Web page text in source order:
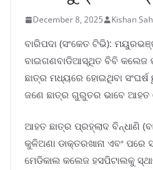
December 8, 2025 Kishan
ବାରିପଦା (ସଂକେତ ଟିଭି):
ବାଇଗଣବାଡିଆସ୍ଥିତ ବିବି କଲେଜ
ଛାତ୍ର ମଧ୍ୟରେ ହୋଇଥିବା ସଂଘର୍ଷ
ଜଣେ ଛାତ୍ର ଗୁରୁତର ଭାବେ ଆହତ
ଆହତ ଛାତ୍ର ପ୍ରହ୍ଲାଦ ବିନ୍ଧାଣି
କୁଳିଅଣା ଡାକ୍ତରଖାନା ଏବଂ
ମେଡିକାଲ କଲେଜ ହସପିଟାଲକୁ